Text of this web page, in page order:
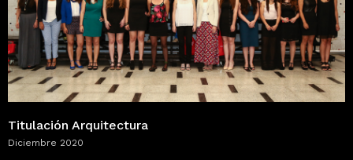
Titulación Arquitectura
Diciembre 2020